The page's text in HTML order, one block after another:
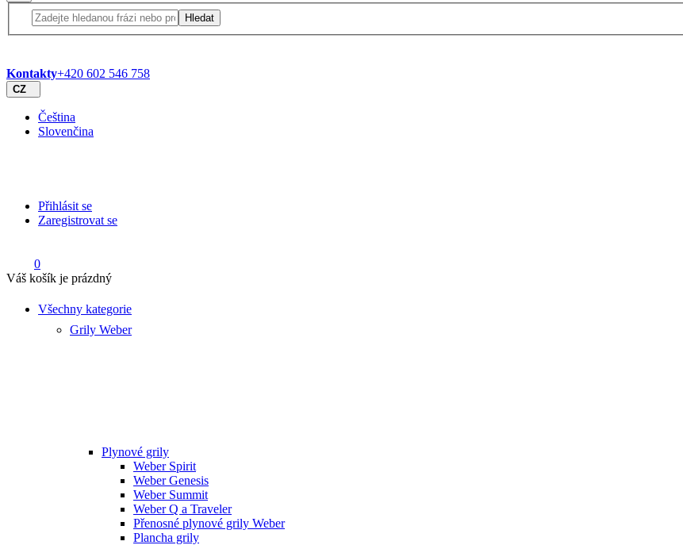
Hledat
Kontakty+420 602 546 758
CZ
Čeština
Slovenčina
Přihlásit se
Zaregistrovat se
0
Váš košík je prázdný
Všechny kategorie
Grily Weber
Plynové grily
Weber Spirit
Weber Genesis
Weber Summit
Weber Q a Traveler
Přenosné plynové grily Weber
Plancha grily